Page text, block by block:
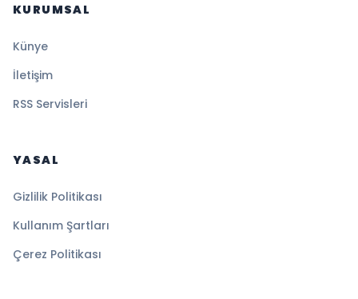
KURUMSAL
Künye
İletişim
RSS Servisleri
YASAL
Gizlilik Politikası
Kullanım Şartları
Çerez Politikası